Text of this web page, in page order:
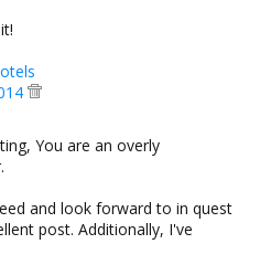
You are an overly
and look forward to in quest
post. Additionally, I've